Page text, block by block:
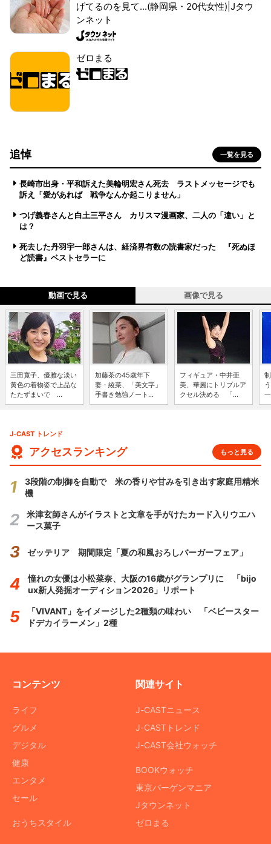
げてるのを見て...(静岡県・20代女性)|Jタウ
ンネット
ゼロまる
追悼 一覧を見る
長崎市出身・平和訴えた美輪明宏さん死去 ラストメッセージでも
訴え「愛があれば 戦争なんか起こりません」
つげ義春さんと白土三平さん カリスマ漫画家、二人の「違い」と
は？
死去した丹羽宇一郎さんは、経済界有数の読書家だった 『死ぬほ
ど読書』ベストセラーに
動画で見る 画像で見る
三田寛子、優雅な淡い
黄色の着物姿で上品な
たたずまいで ...
加藤茶の45歳年下
妻・綾菜、「美文字」
手書き勉強ノート...
フィギュア・中井亜
美、華麗にトリプルア
クセル決める 「...
J-CAST トレンド
アクセスランキング もっと見る
3段階の制御を自動で 米の香りや甘みを引き出す家庭用精米
機
米津玄師さんがイラストと文章を手がけたカード入りウエハ
ース菓子
ゼッテリア 期間限定「夏の和風おろしバーガーフェア」
憧れの女優は小松菜奈、大阪の16歳がグランプリに 「bijo
ux新人発掘オーディション2026」リポート
「VIVANT」をイメージした2種類の味わい 「ベビースター
ドデカイラーメン」2種
コンテンツ
ライフ
グルメ
デジタル
健康
エンタメ
セール
おうちスタイル
関連サイト
J-CASTニュース
J-CASTトレンド
J-CAST会社ウォッチ
BOOKウォッチ
東京バーゲンマニア
Jタウンネット
ゼロまる